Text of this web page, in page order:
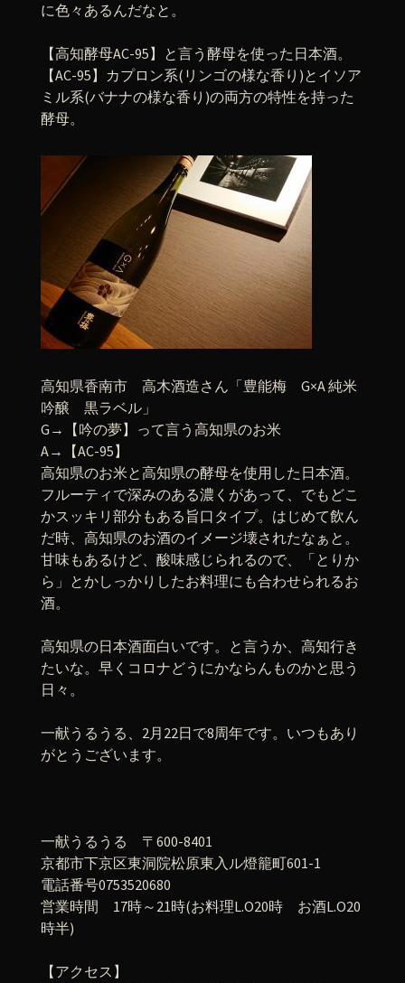
に色々あるんだなと。
【高知酵母AC-95】と言う酵母を使った日本酒。
【AC-95】カプロン系(リンゴの様な香り)とイソア
ミル系(バナナの様な香り)の両方の特性を持った
酵母。
高知県香南市 高木酒造さん「豊能梅 G×A 純米
吟醸 黒ラベル」
G→【吟の夢】って言う高知県のお米
A→【AC-95】
高知県のお米と高知県の酵母を使用した日本酒。
フルーティで深みのある濃くがあって、でもどこ
かスッキリ部分もある旨口タイプ。はじめて飲ん
だ時、高知県のお酒のイメージ壊されたなぁと。
甘味もあるけど、酸味感じられるので、「とりか
ら」とかしっかりしたお料理にも合わせられるお
酒。
高知県の日本酒面白いです。と言うか、高知行き
たいな。早くコロナどうにかならんものかと思う
日々。
一献うるうる、2月22日で8周年です。いつもあり
がとうございます。
一献うるうる 〒600-8401
京都市下京区東洞院松原東入ル燈籠町601-1
電話番号0753520680
営業時間 17時～21時(お料理L.O20時 お酒L.O20
時半)
【アクセス】